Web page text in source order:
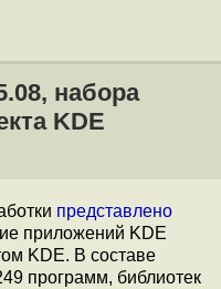
набора
KDE
представлено
приложений KDE
KDE. В составе
программ, библиотек